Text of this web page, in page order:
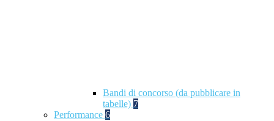
Bandi di concorso (da pubblicare in
tabelle) 7
Performance 6